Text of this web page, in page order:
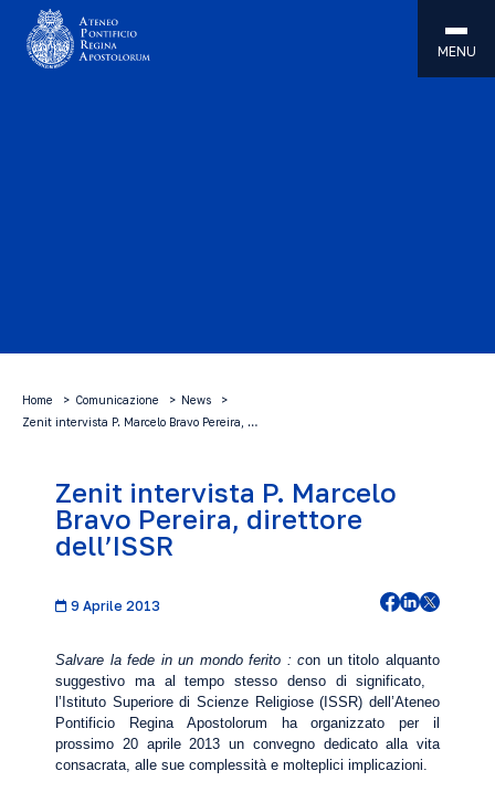
MENU
Home Comunicazione
News
Zenit intervista P. Marcelo Bravo Pereira, …
Zenit intervista P. Marcelo
Bravo Pereira, direttore
dell’ISSR
9 Aprile 2013
Salvare la fede in un mondo ferito : con un titolo alquanto
suggestivo ma al tempo stesso denso di significato,
l’Istituto Superiore di Scienze Religiose (ISSR) dell’Ateneo
Pontificio Regina Apostolorum ha organizzato per il
prossimo 20 aprile 2013 un convegnodedicato alla vita
consacrata, alle sue complessità e molteplici implicazioni.